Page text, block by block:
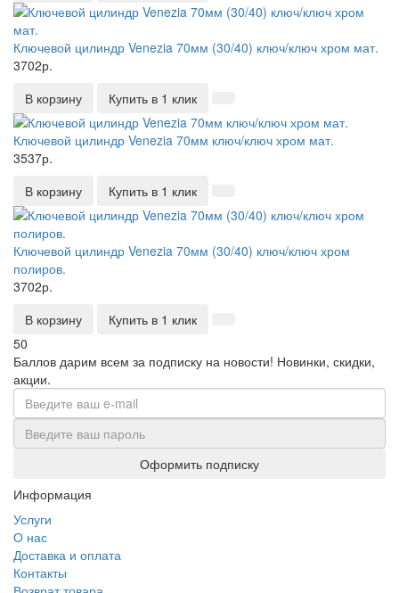
Ключевой цилиндр Venezia 70мм (30/40) ключ/ключ хром мат.
3702р.
В корзину
Купить в 1 клик
Ключевой цилиндр Venezia 70мм ключ/ключ хром мат.
3537р.
В корзину
Купить в 1 клик
Ключевой цилиндр Venezia 70мм (30/40) ключ/ключ хром
полиров.
3702р.
В корзину
Купить в 1 клик
50
Баллов дарим всем за подписку на новости! Новинки, скидки,
акции.
Оформить подписку
Информация
Услуги
О нас
Доставка и оплата
Контакты